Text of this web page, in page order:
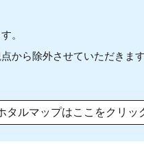
。
ら除外させていただきます
タルマップはここをクリッ